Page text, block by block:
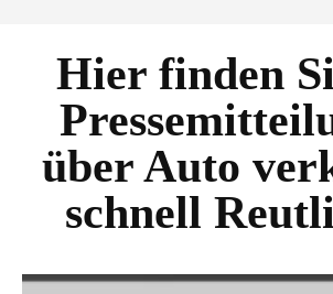
Hier finden
überAuto
schnell